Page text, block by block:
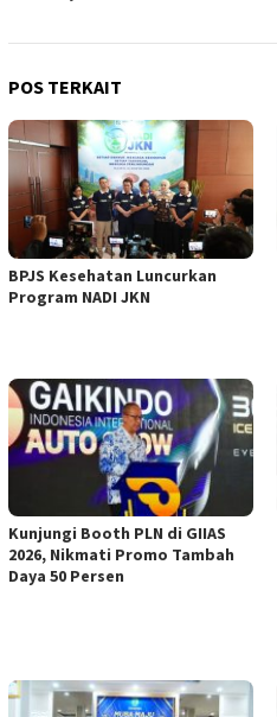
POS TERKAIT
BPJS Kesehatan Luncurkan
Program NADI JKN
Kunjungi Booth PLN di GIIAS
2026, Nikmati Promo Tambah
Daya 50 Persen